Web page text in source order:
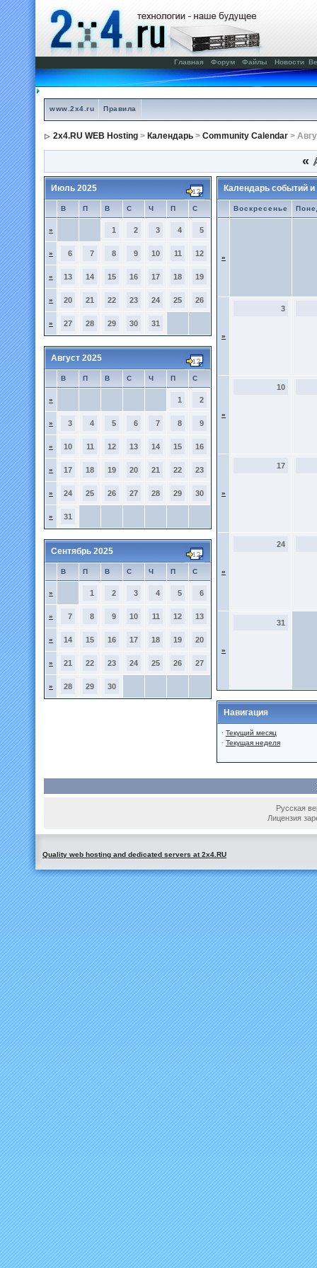
Главная Форум Файлы Новости
www.2x4.ru Правила
2x4.RU WEB Hosting > Календарь > Community Calendar >
«
Июль 2025
В П В С Ч П С
» 1 2 3 4 5
» 6 7 8 9 10 11 12
» 13 14 15 16 17 18 19
» 20 21 22 23 24 25 26
» 27 28 29 30 31
Август 2025
В П В С Ч П С
» 1 2
» 3 4 5 6 7 8 9
» 10 11 12 13 14 15 16
» 17 18 19 20 21 22 23
» 24 25 26 27 28 29 30
» 31
Сентябрь 2025
В П В С Ч П С
» 1 2 3 4 5 6
» 7 8 9 10 11 12 13
» 14 15 16 17 18 19 20
» 21 22 23 24 25 26 27
» 28 29 30
Календарь событий
Воскресенье
»
»
3
»
10
»
17
»
24
»
31
Навигация
· Текущий месяц
· Текущая неделя
Русская
Лицензия
Quality web hosting and dedicated servers at 2x4.RU